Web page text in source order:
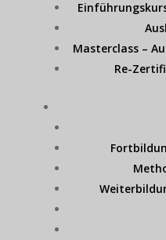
Masterclass –
Re-